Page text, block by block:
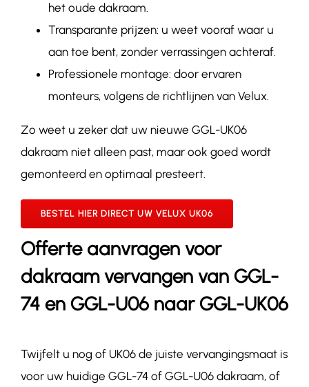
het oude dakraam.
Transparante prijzen: u weet vooraf waar u
aan toe bent, zonder verrassingen achteraf.
Professionele montage: door ervaren
monteurs, volgens de richtlijnen van Velux.
Zo weet u zeker dat uw nieuwe GGL-UK06
dakraam niet alleen past, maar ook goed wordt
gemonteerd en optimaal presteert.
BESTEL HIER DIRECT UW VELUX UK06
Offerte aanvragen voor
dakraam vervangen van GGL-
74 en GGL-U06 naar GGL-UK06
Twijfelt u nog of UK06de juiste vervangingsmaat is
voor uw huidige GGL-74 of GGL-U06dakraam, of